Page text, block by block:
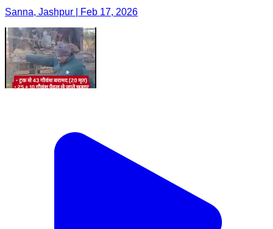
Sanna, Jashpur | Feb 17, 2026